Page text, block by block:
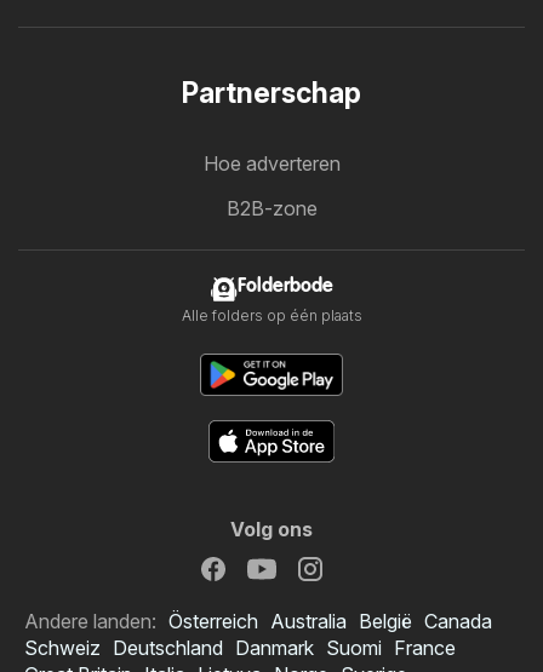
Partnerschap
Hoe adverteren
B2B-zone
Folderbode
Alle folders op één plaats
Volg ons
Andere landen: Österreich Australia België Canada
Schweiz Deutschland Danmark Suomi France